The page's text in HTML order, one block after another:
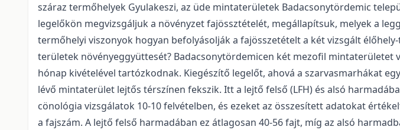
száraz termőhelyek Gyulakeszi, az üde mintaterületek Badacsonytördemic
legelőkön megvizsgáljuk a növényzet fajössztételét, megállapítsuk, melyek a
termőhelyi viszonyok hogyan befolyásolják a fajösszetételt a két vizsgált
területek növényeggyüttesét? Badacsonytördemicen két mezofil mintaterületet
hónap kivételével tartózkodnak. Kiegészítő legelőt, ahová a szarvasmarhákat
lévő mintaterület lejtős térszínen fekszik. Itt a lejtő felső (LFH) és alsó
cönológia vizsgálatok 10-10 felvételben, és ezeket az összesített adatokat
a fajszám. A lejtő felső harmadában ez átlagosan 40-56 fajt, míg az alsó